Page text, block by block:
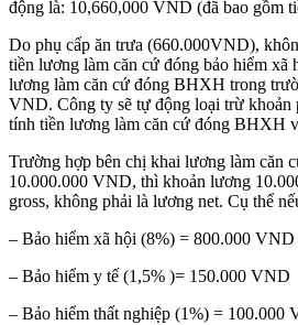
động là: 10,660,000 VND (đã bao gồm
Do phụ cấp ăn trưa (660.000VND),
tiền lương làm căn cứ đóng bảo hiểm xã
lương làm căn cứ đóng BHXH trong
VND. Công ty sẽ tự động loại trừ khoản
tính tiền lương làm căn cứ đóng BHXH
Trường hợp bên chị khai lương làm căn
10.000.000 VND, thì khoản lương
gross, không phải là lương net. Cụ thể
– Bảo hiểm xã hội (8%) = 800.000 VND
– Bảo hiểm y tế (1,5% )= 150.000 VND
– Bảo hiểm thất nghiệp (1%) = 100.000